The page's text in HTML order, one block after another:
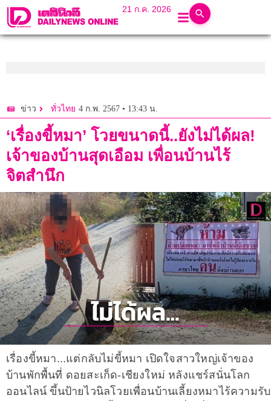
21 ก.ค. 2026
ข่าว ทั่วไทย 4 ก.พ. 2567 • 13:43 น.
‘เรื่องขี้หมา’ โวยขนาดนี้..ยังไม่ได้ผล!
เจ้าของบ้านสุดเอือม เพื่อนบ้านไร้
จิตสำนึก
เรื่องขี้หมา...แต่กลับไม่ขี้หมา เปิดใจสาวใหญ่เจ้าของ
บ้านพักพื้นที่ ดอยสะเก็ด-เชียงใหม่ หลังแชร์สนั่นโลก
ออนไลน์ ขึ้นป้ายไวนิลโวยเพื่อนบ้านเลี้ยงหมาไร้ความรับ